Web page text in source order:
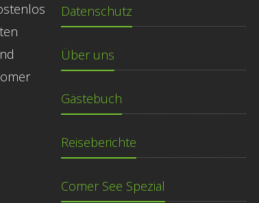
Datenschutz
Über uns
Gästebuch
Reiseberichte
Comer See Spezial